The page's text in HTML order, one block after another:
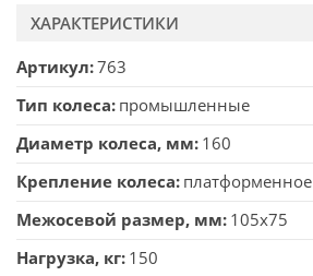
ХАРАКТЕРИСТИКИ
Артикул 763
Тип колеса промышленные
Диаметр колеса, мм 160
Крепление колеса платформенное
Межосевой размер, мм 105x75
Нагрузка, кг 150